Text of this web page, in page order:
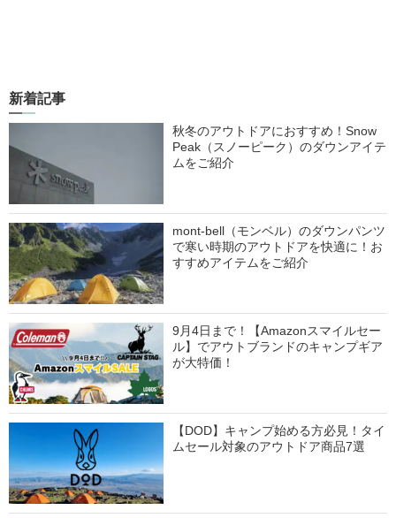
新着記事
秋冬のアウトドアにおすすめ！Snow
Peak（スノーピーク）のダウンアイテ
ムをご紹介
mont-bell（モンベル）のダウンパンツ
で寒い時期のアウトドアを快適に！お
すすめアイテムをご紹介
9月4日まで！【Amazonスマイルセー
ル】でアウトブランドのキャンプギア
が大特価！
【DOD】キャンプ始める方必見！タイ
ムセール対象のアウトドア商品7選